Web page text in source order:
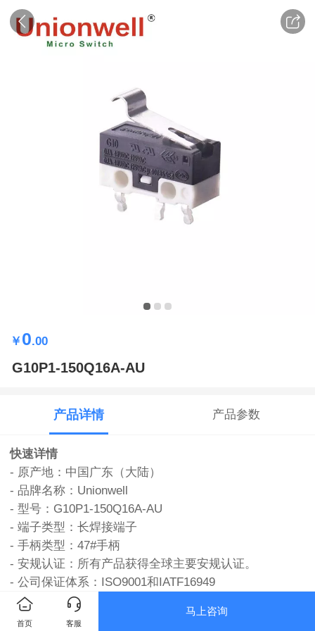
￥ 0.00
G10P1-150Q16A-AU
产品详情 产品参数
快速详情
- 原产地：中国广东（大陆）
- 品牌名称：Unionwell
- 型号：G10P1-150Q16A-AU
- 端子类型：长焊接端子
- 手柄类型：47#手柄
- 安规认证：所有产品获得全球主要安规认证。
- 公司保证体系：ISO9001和IATF16949
- 应用：对讲机，鼠标，电动刀，电动订书机，电话，计
算器，搅拌机，电动平底锅，电池充电器，录像带复卷
首页 客服
马上咨询